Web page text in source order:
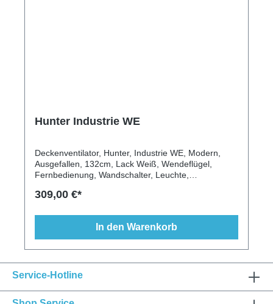
Hunter Industrie WE
Deckenventilator, Hunter, Industrie WE, Modern,
Ausgefallen, 132cm, Lack Weiß, Wendeflügel,
Fernbedienung, Wandschalter, Leuchte,
309,00 €*
In den Warenkorb
Service-Hotline